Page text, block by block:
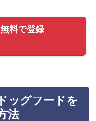
料で登録
ッグフードを
法